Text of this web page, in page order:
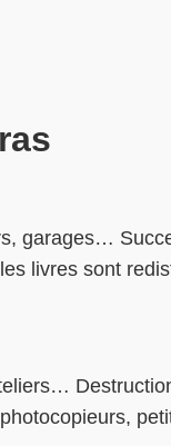
garages…
livres sont